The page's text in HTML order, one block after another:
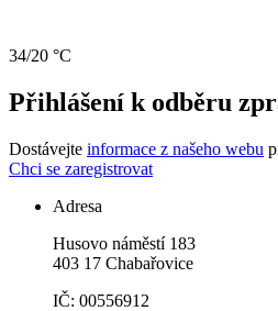
34/20 °C
Přihlášení k odběru
Dostávejte informace z našeho webu
Chci se zaregistrovat
Adresa
Husovo náměstí 183
403 17 Chabařovice
IČ: 00556912